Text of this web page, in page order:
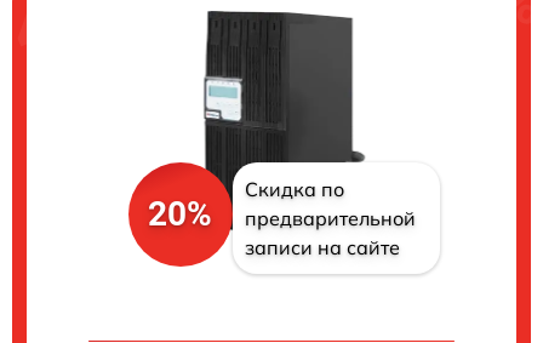
20%
Скидка по
предварительной
записи на сайте